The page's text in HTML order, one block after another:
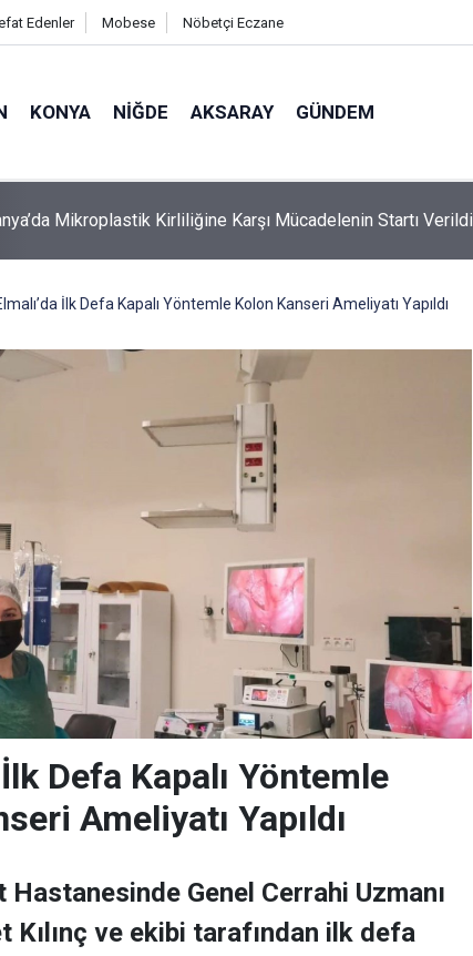
Edenler Mobese Nöbetçi Eczane
KONYA NIĞDE AKSARAY GÜNDEM
Mikroplastik Kirliliğine Karşı Mücadelenin Startı Verildi
İlk Defa Kapalı Yöntemle Kolon Kanseri Ameliyatı Yapıldı
İlk Defa Kapalı Yöntemle
Ameliyatı Yapıldı
Hastanesinde Genel Cerrahi Uzmanı
Kılınç ve ekibi tarafından ilk defa